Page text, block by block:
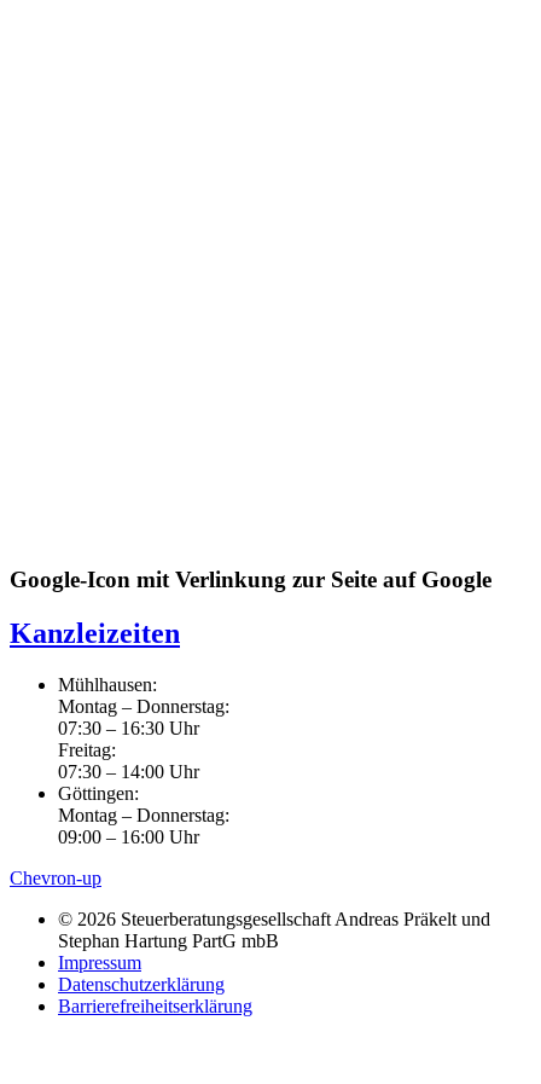
Google-Icon mit Verlinkung zur Seite auf Google
Kanzleizeiten
Mühlhausen:
Montag – Donnerstag:
07:30 – 16:30 Uhr
Freitag:
07:30 – 14:00 Uhr
Göttingen:
Montag – Donnerstag:
09:00 – 16:00 Uhr
Chevron-up
© 2026 Steuerberatungsgesellschaft Andreas Präkelt und
Stephan Hartung PartG mbB
Impressum
Datenschutzerklärung
Barrierefreiheitserklärung